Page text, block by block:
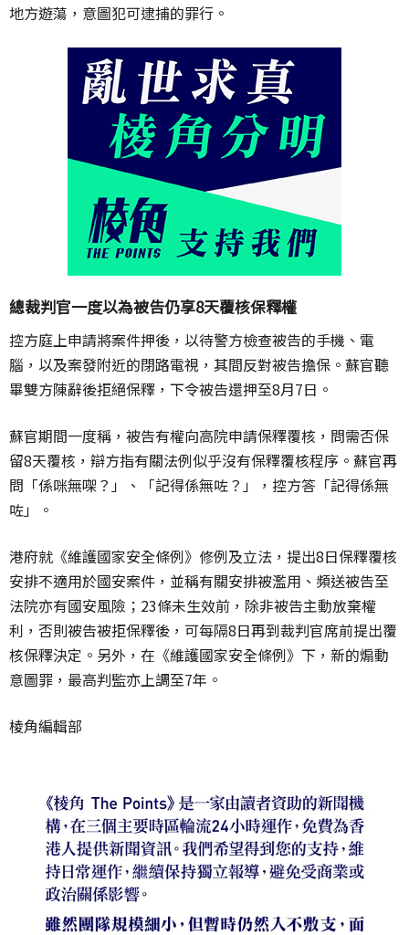
地方遊蕩，意圖犯可逮捕的罪行。
總裁判官一度以為被告仍享8天覆核保釋權
控方庭上申請將案件押後，以待警方檢查被告的手機、電
腦，以及案發附近的閉路電視，其間反對被告擔保。蘇官聽
畢雙方陳辭後拒絕保釋，下令被告還押至8月7日。
蘇官期間一度稱，被告有權向高院申請保釋覆核，問需否保
留8天覆核，辯方指有關法例似乎沒有保釋覆核程序。蘇官再
問「係咪無㗎？」、「記得係無咗？」，控方答「記得係無
咗」。
港府就《維護國家安全條例》修例及立法，提出8日保釋覆核
安排不適用於國安案件，並稱有關安排被濫用、頻送被告至
法院亦有國安風險； 23條未生效前，除非被告主動放棄權
利，否則被告被拒保釋後，可每隔8日再到裁判官席前提出覆
核保釋決定。另外，在《維護國家安全條例》下，新的煽動
意圖罪，最高判監亦上調至7年。
棱角編輯部